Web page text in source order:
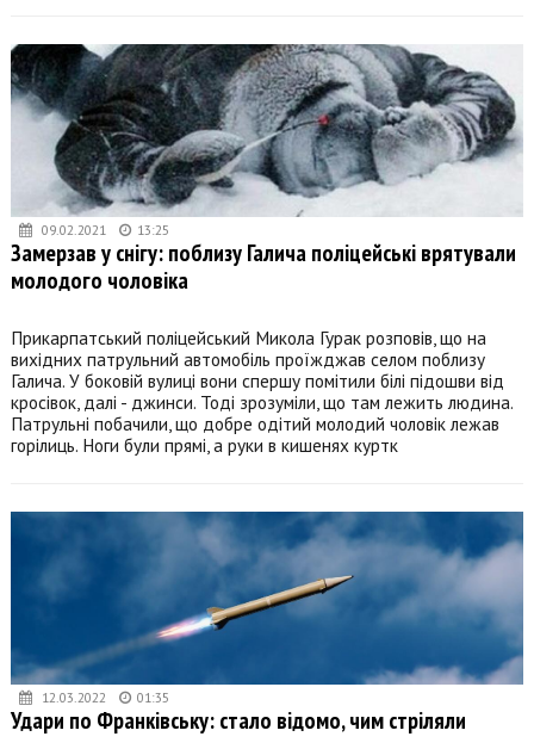
09.02.2021 13:25
Замерзав у снігу: поблизу Галича поліцейські врятували
молодого чоловіка
Прикарпатський поліцейський Микола Гурак розповів, що на
вихідних патрульний автомобіль проїжджав селом поблизу
Галича. У боковій вулиці вони спершу помітили білі підошви від
кросівок, далі - джинси. Тоді зрозуміли, що там лежить людина.
Патрульні побачили, що добре одітий молодий чоловік лежав
горілиць. Ноги були прямі, а руки в кишенях куртк
12.03.2022 01:35
Удари по Франківську: стало відомо, чим стріляли